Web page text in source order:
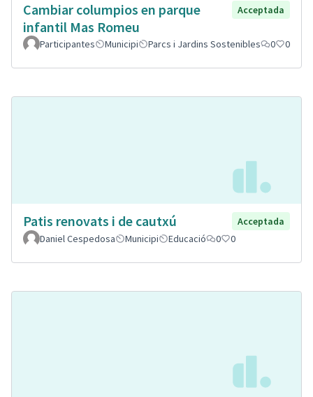
Cambiar columpios en parque
infantil Mas Romeu
Acceptada
Participantes Municipi Parcs i Jardins Sostenibles 0 0
Patis renovats i de cautxú
Acceptada
Daniel Cespedosa
Municipi Educació 0 0